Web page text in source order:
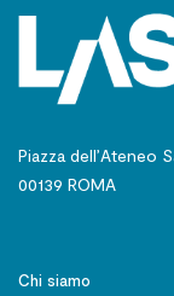
Piazza dell’Ateneo
00139 ROMA
Chi siamo